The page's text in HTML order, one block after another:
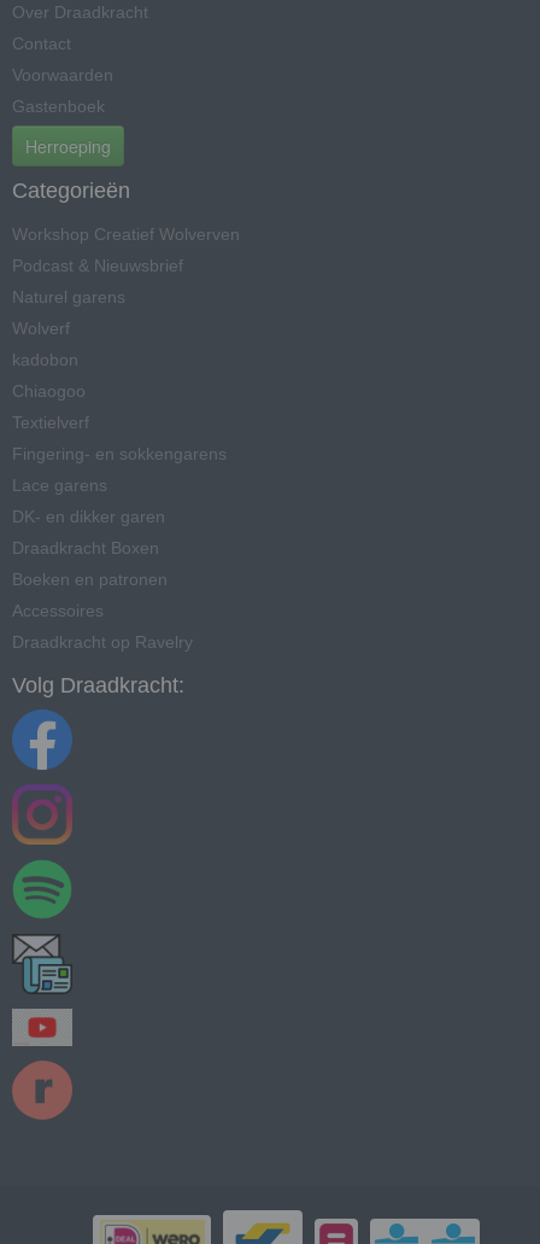
Over Draadkracht
Contact
Voorwaarden
Gastenboek
Herroeping
Categorieën
Workshop Creatief Wolverven
Podcast & Nieuwsbrief
Naturel garens
Wolverf
kadobon
Chiaogoo
Textielverf
Fingering- en sokkengarens
Lace garens
DK- en dikker garen
Draadkracht Boxen
Boeken en patronen
Accessoires
Draadkracht op Ravelry
Volg Draadkracht: